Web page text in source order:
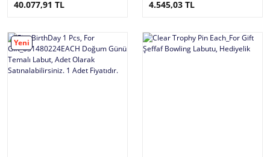
40.077,91 TL 4.545,03 TL
Yeni